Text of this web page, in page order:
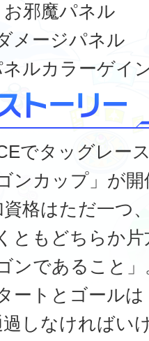
お邪魔パネル
メージパネル
ルカラーゲイ
でタッグレー
ンカップ」が
資格はただ一つ
ともどちらか
ンであること」
ートとゴールは
しなければい